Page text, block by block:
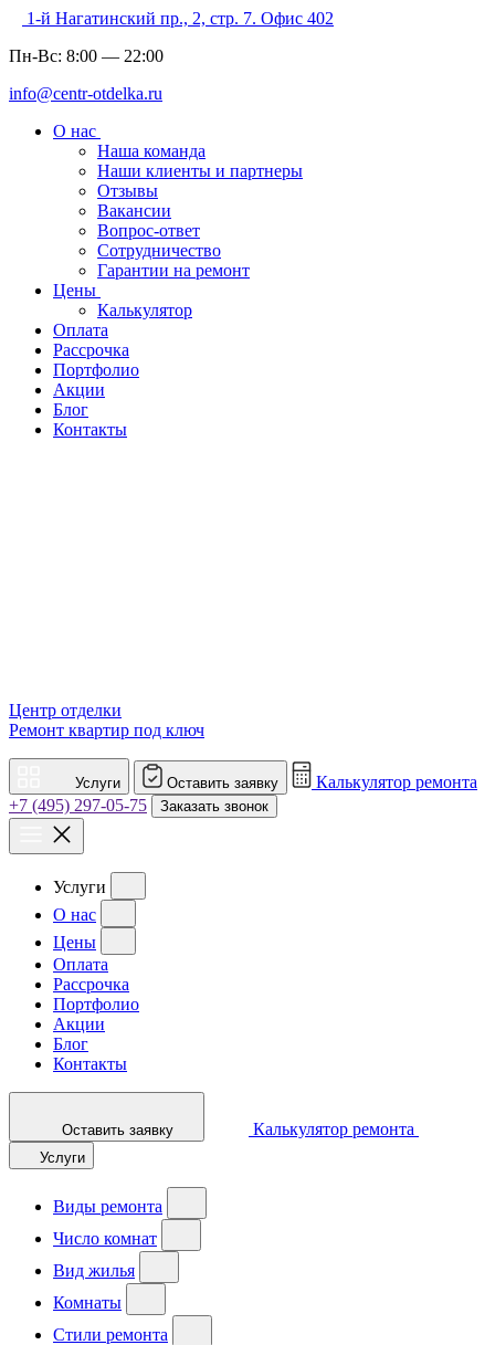
1-й Нагатинский пр., 2, стр. 7. Офис 402
Пн-Вс: 8:00 — 22:00
info@centr-otdelka.ru
О нас
Наша команда
Наши клиенты и партнеры
Отзывы
Вакансии
Вопрос-ответ
Сотрудничество
Гарантии на ремонт
Цены
Калькулятор
Оплата
Рассрочка
Портфолио
Акции
Блог
Контакты
Центр отделки
Ремонт квартир под ключ
Услуги Оставить заявку
Калькулятор ремонта
+7 (495) 297-05-75
Заказать звонок
Услуги
О нас
Цены
Оплата
Рассрочка
Портфолио
Акции
Блог
Контакты
Оставить заявку Калькулятор ремонта
Услуги
Виды ремонта
Число комнат
Вид жилья
Комнаты
Стили ремонта